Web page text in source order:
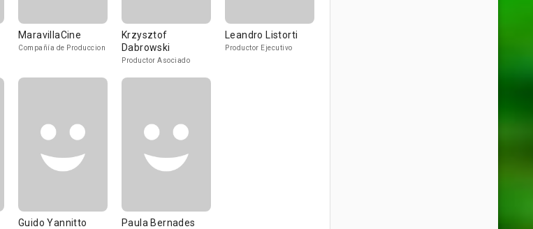
MaravillaCine
Compañía de Produccion
Krzysztof
Dabrowski
Productor Asociado
Leandro Listorti
Productor Ejecutivo
Guido Yannitto Paula Bernades